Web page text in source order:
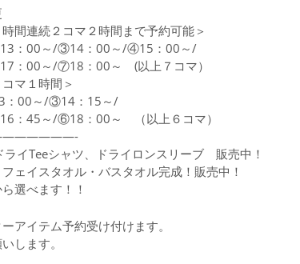
間連続２コマ２時間まで予約可能＞
：00～/③14：00～/④15：00～/
：00～/⑦18：00～ (以上７コマ）
マ１時間＞
00～/③14：15～/
：45～/⑥18：00～ （以上６コマ）
ライTeeシャツ、ドライロンスリーブ 販売中！
ェイスタオル・バスタオル完成！販売中！
選べます！！
アイテム予約受け付けます。
します。